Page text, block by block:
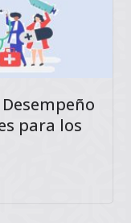
para los